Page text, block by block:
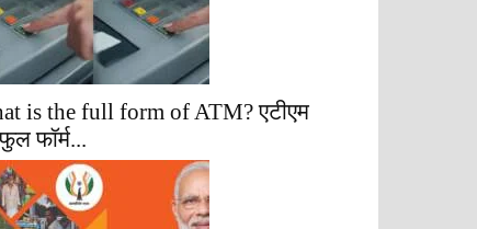
is the full form of ATM? एटीएम
फॉर्म...